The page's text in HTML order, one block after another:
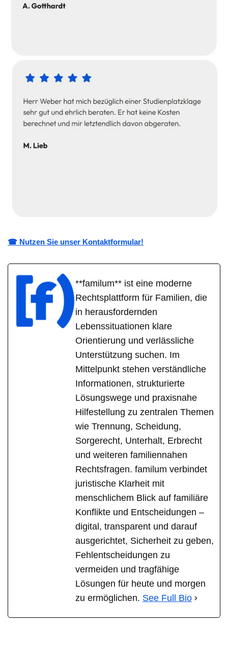
☎ Nutzen Sie unser Kontaktformular!
**familum** ist eine moderne
Rechtsplattform für Familien, die
in herausfordernden
Lebenssituationen klare
Orientierung und verlässliche
Unterstützung suchen. Im
Mittelpunkt stehen verständliche
Informationen, strukturierte
Lösungswege und praxisnahe
Hilfestellung zu zentralen Themen
wie Trennung, Scheidung,
Sorgerecht, Unterhalt, Erbrecht
und weiteren familiennahen
Rechtsfragen. familum verbindet
juristische Klarheit mit
menschlichem Blick auf familiäre
Konflikte und Entscheidungen –
digital, transparent und darauf
ausgerichtet, Sicherheit zu geben,
Fehlentscheidungen zu
vermeiden und tragfähige
Lösungen für heute und morgen
zu ermöglichen. See Full Bio